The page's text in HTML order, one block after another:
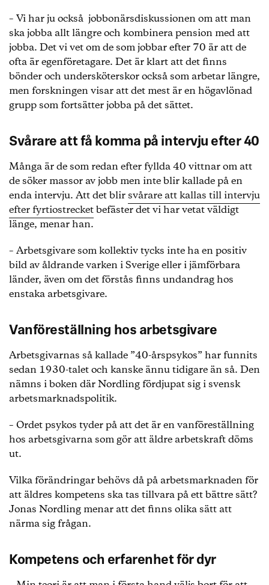
– Vi har ju också jobbonärsdiskussionen om att man
ska jobba allt längre och kombinera pension med att
jobba. Det vi vet om de som jobbar efter 70 är att de
ofta är egenföretagare. Det är klart att det finns
bönder och undersköterskor också som arbetar längre,
men forskningen visar att det mest är en högavlönad
grupp som fortsätter jobba på det sättet.
Svårare att få komma på intervju efter 40
Många är de som redan efter fyllda 40 vittnar om att
de söker massor av jobb men inte blir kallade på en
enda intervju. Att det blirsvårare att kallas till intervju
efter fyrtiostrecketbefäster det vi har vetat väldigt
länge, menar han.
– Arbetsgivare som kollektiv tycks inte ha en positiv
bild av åldrande varken i Sverige eller i jämförbara
länder, även om det förstås finns undandrag hos
enstaka arbetsgivare.
Vanföreställning hos arbetsgivare
Arbetsgivarnas så kallade ”40-årspsykos” har funnits
sedan 1930-talet och kanske ännu tidigare än så. Den
nämns i boken där Nordling fördjupat sig i svensk
arbetsmarknadspolitik.
– Ordet psykos tyder på att det är en vanföreställning
hos arbetsgivarna som gör att äldre arbetskraft döms
ut.
Vilka förändringar behövs då på arbetsmarknaden för
att äldres kompetens ska tas tillvara på ett bättre sätt?
Jonas Nordling menar att det finns olika sätt att
närma sig frågan.
Kompetens och erfarenhet för dyr